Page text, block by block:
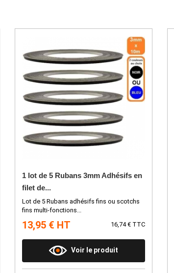
1 lot de 5 Rubans 3mm Adhésifs en
filet de...
Lot de 5 Rubans adhésifs fins ou scotchs
fins multi-fonctions...
13,95 € HT 16,74 € TTC
Voir le produit